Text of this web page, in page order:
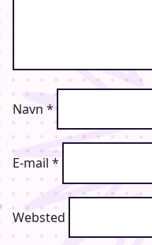
Navn *
E-mail *
Websted